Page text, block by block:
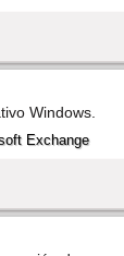
Windows.